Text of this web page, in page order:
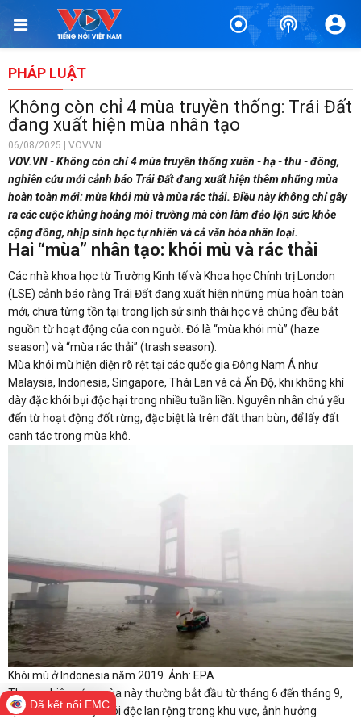
PHÁP LUẬT
Không còn chỉ 4 mùa truyền thống: Trái Đất
đang xuất hiện mùa nhân tạo
06/08/2025 | VOVVN
VOV.VN - Không còn chỉ 4 mùa truyền thống xuân - hạ - thu - đông,
nghiên cứu mới cảnh báo Trái Đất đang xuất hiện thêm những mùa
hoàn toàn mới: mùa khói mù và mùa rác thải. Điều này không chỉ gây
ra các cuộc khủng hoảng môi trường mà còn làm đảo lộn sức khỏe
cộng đồng, nhịp sinh học tự nhiên và cả văn hóa nhân loại.
Hai “mùa” nhân tạo: khói mù và rác thải
Các nhà khoa học từ Trường Kinh tế và Khoa học Chính trị London
(LSE) cảnh báo rằng Trái Đất đang xuất hiện những mùa hoàn toàn
mới, chưa từng tồn tại trong lịch sử sinh thái học và chúng đều bắt
nguồn từ hoạt động của con người. Đó là “mùa khói mù” (haze
season) và “mùa rác thải” (trash season).
Mùa khói mù hiện diện rõ rệt tại các quốc gia Đông Nam Á như
Malaysia, Indonesia, Singapore, Thái Lan và cả Ấn Độ, khi không khí
dày đặc khói bụi độc hại trong nhiều tuần liền. Nguyên nhân chủ yếu
đến từ hoạt động đốt rừng, đặc biệt là trên đất than bùn, để lấy đất
canh tác trong mùa khô.
Khói mù ở Indonesia năm 2019. Ảnh: EPA
Theo nghiên cứu, mùa này thường bắt đầu từ tháng 6 đến tháng 9,
tạo nên đám mây khói độc lan rộng trong khu vực, ảnh hưởng
Đã kết nối EMC